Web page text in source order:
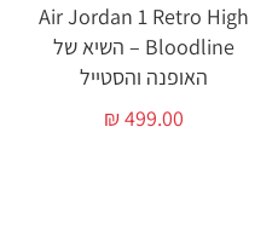
Air Jordan 1 Retro High
Bloodline – השיא של
האופנה והסטייל
₪499.00